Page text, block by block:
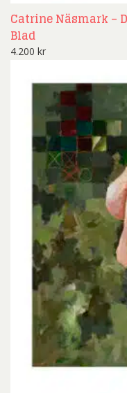
Catrine Näsmark –
Blad
4.200 kr